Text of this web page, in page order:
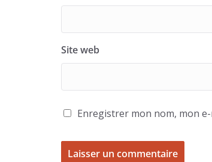
Site web
Enregistrer mon nom, mon